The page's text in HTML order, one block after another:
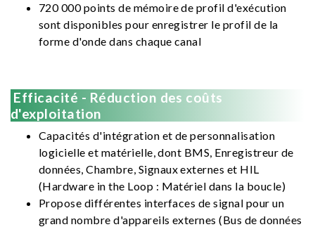
720 000 points de mémoire de profil d'exécution
sont disponibles pour enregistrer le profil de la
forme d'onde dans chaque canal
Efficacité - Réduction des coûts
d'exploitation
Capacités d'intégration et de personnalisation
logicielle et matérielle, dont BMS, Enregistreur de
données, Chambre, Signaux externes et HIL
(Hardware in the Loop : Matériel dans la boucle)
Propose différentes interfaces de signal pour un
grand nombre d'appareils externes (Bus de données